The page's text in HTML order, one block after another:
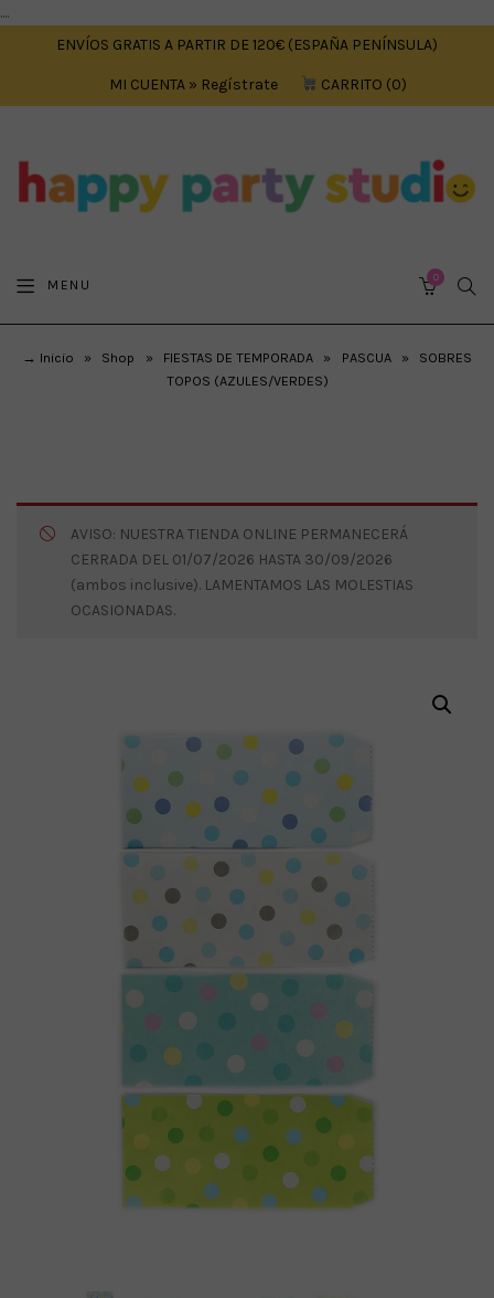
....
ENVÍOS GRATIS A PARTIR DE 120€ (ESPAÑA PENÍNSULA)
MI CUENTA » Regístrate CARRITO 0
MENU 0
→ Inicio » Shop » FIESTAS DE TEMPORADA » PASCUA »
SOBRES
TOPOS (AZULES/VERDES)
AVISO: NUESTRA TIENDA ONLINE PERMANECERÁ
CERRADA DEL 01/07/2026 HASTA 30/09/2026
(ambos inclusive). LAMENTAMOS LAS MOLESTIAS
OCASIONADAS.